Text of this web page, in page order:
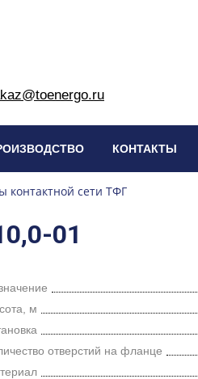
КОНТАКТЫ
контактной сети ТФГ
01
м
отверстий на фланце